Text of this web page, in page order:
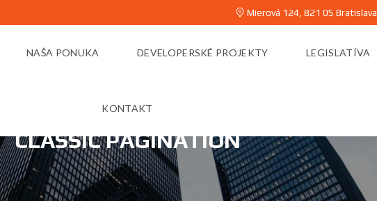
Mierová 124, 821 05 Bratislava
NAŠA PONUKA DEVELOPERSKÉ PROJEKTY LEGISLATÍVA
KONTAKT
CLASSIC PAGINATION